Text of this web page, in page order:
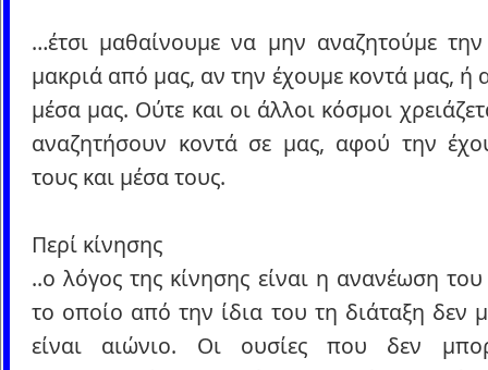
…έτσι μαθαίνουμε να μην αναζητούμε
μακριά από μας, αν την έχουμε κοντά μας, ή
μέσα μας. Ούτε και οι άλλοι κόσμοι
αναζητήσουν κοντά σε μας, αφού την
τους και μέσα τους.
Περί κίνησης
..ο λόγος της κίνησης είναι η ανανέωση
το οποίο από την ίδια του τη διάταξη δεν
είναι αιώνιο. Οι ουσίες που δεν